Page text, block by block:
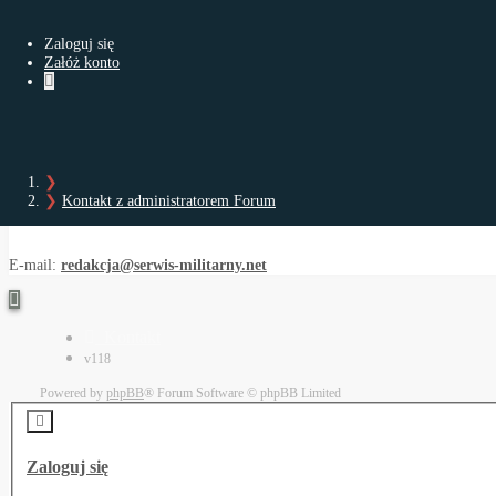
Akceptuję
Zaloguj się
Załóż konto
Kontakt z administratorem Forum
E-mail: redakcja@serwis-militarny.net
v118
Powered by phpBB® Forum Software © phpBB Limited
Zaloguj się